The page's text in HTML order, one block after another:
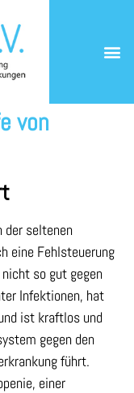
der
von
der seltenen
eine Fehlsteuerung
so gut gegen
Infektionen, hat
ist kraftlos und
gegen den
führt.
einer